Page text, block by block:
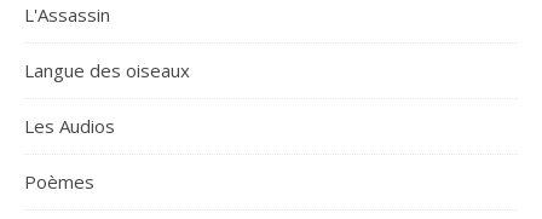
L'Assassin
Langue des oiseaux
Les Audios
Poèmes